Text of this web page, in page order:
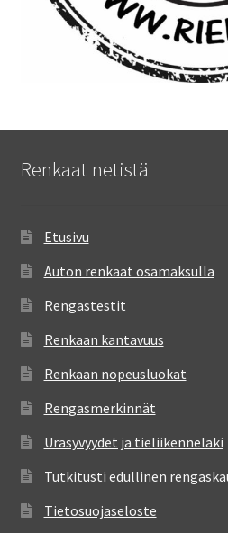
Renkaat netistä
Etusivu
Auton renkaat osamaksulla
Rengastestit
Renkaan kantavuus
Renkaan nopeusluokat
Rengasmerkinnät
Urasyvyydet ja tieliikennelaki
Tutkitusti edullinen
Tietosuojaseloste